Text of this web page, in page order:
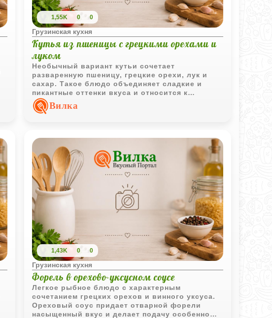
1,55K 0 0
Грузинская кухня
Кутья из пшеницы с грецкими орехами и
луком
Необычный вариант кутьи сочетает
разваренную пшеницу, грецкие орехи, лук и
сахар. Такое блюдо объединяет сладкие и
пикантные оттенки вкуса и относится к
традиционной домашней кухне.
Вилка
1,43K 0 0
Грузинская кухня
Форель в орехово-уксусном соусе
Легкое рыбное блюдо с характерным
сочетанием грецких орехов и винного уксуса.
Ореховый соус придает отварной форели
насыщенный вкус и делает подачу особенно